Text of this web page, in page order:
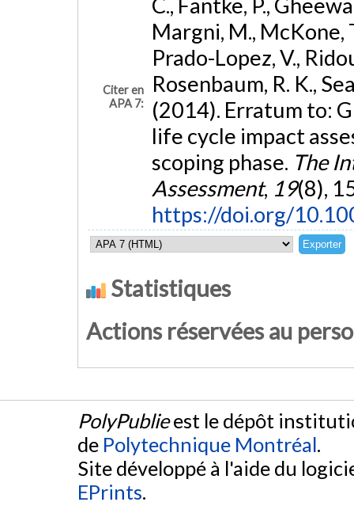
Citer en
APA 7:
Margni, M., McKone,
Prado-Lopez, V.,
Rosenbaum, R. K.,
(2014). Erratum to:
life cycle impact
scoping phase. The
Assessment, 19(8),
https://doi.org/
Statistiques
Actions réservées au
PolyPublieest le dépôt
de Polytechnique Montréal.
Site développé à l'aide du
EPrints.